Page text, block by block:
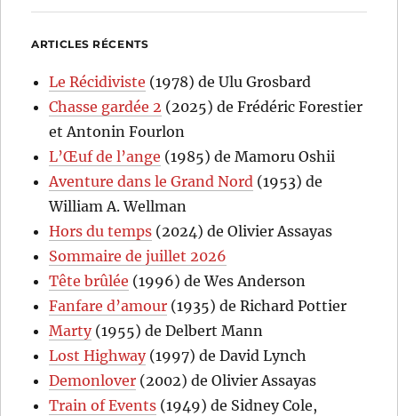
ARTICLES RÉCENTS
Le Récidiviste (1978) de Ulu Grosbard
Chasse gardée 2 (2025) de Frédéric Forestier
et Antonin Fourlon
L’Œuf de l’ange (1985) de Mamoru Oshii
Aventure dans le Grand Nord (1953) de
William A. Wellman
Hors du temps (2024) de Olivier Assayas
Sommaire de juillet 2026
Tête brûlée (1996) de Wes Anderson
Fanfare d’amour (1935) de Richard Pottier
Marty(1955) de Delbert Mann
Lost Highway(1997) de David Lynch
Demonlover (2002) de Olivier Assayas
Train of Events (1949) de Sidney Cole,